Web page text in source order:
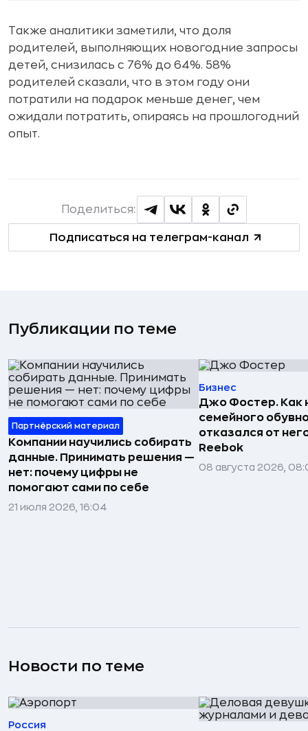
Также аналитики заметили, что доля
родителей, выполняющих новогодние запросы
детей, снизилась с 76% до 64%. 58%
родителей сказали, что в этом году они
потратили на подарок меньше денег, чем
ожидали потратить, опираясь на прошлогодний
опыт.
Подписаться на телеграм-канал
Поделиться:
Публикации по теме
Партнёрский материал
Компании научились собирать
данные. Принимать решения —
нет: почему цифры не
помогают сами по себе
21 июля 2026, 16:04
Бизнес
Джо Фостер. Как
семейного
отказался от
Reebok
08 августа 2026,
Новости по теме
Россия